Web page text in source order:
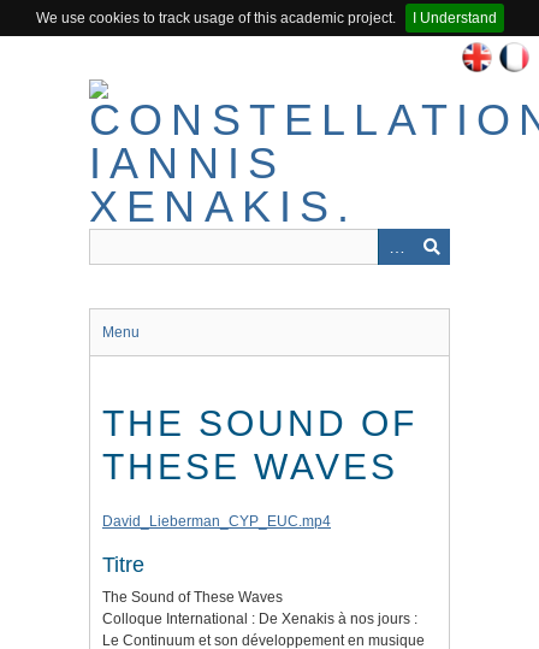
We use cookies to track usage of this academic project.
I Understand
Menu
THE SOUND OF
THESE WAVES
David_Lieberman_CYP_EUC.mp4
Titre
The Sound of These Waves
Colloque International : De Xenakis à nos jours :
Le Continuum et son développement en musique